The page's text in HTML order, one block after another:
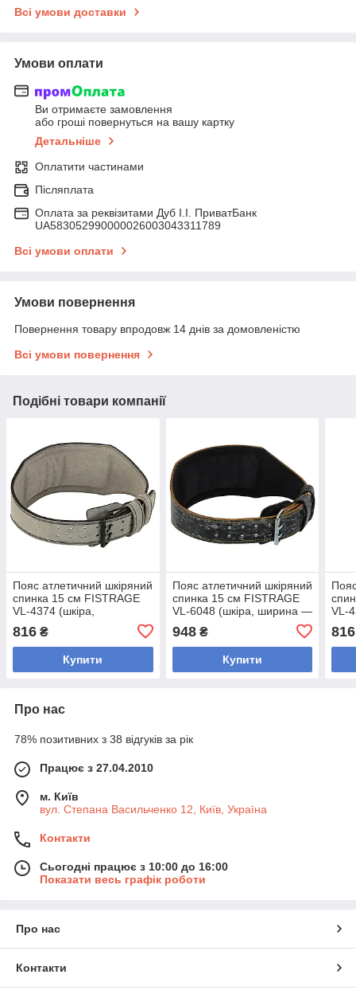
Всі умови доставки
Умови оплати
Ви отримаєте замовлення
або гроші повернуться на вашу картку
Детальніше
Оплатити частинами
Післяплата
Оплата за реквізитами Дуб І.І. ПриватБанк
UA583052990000026003043311789
Всі умови оплати
Умови повернення
Повернення товару впродовж 14 днів за домовленістю
Всі умови повернення
Подібні товари компанії
Пояс атлетичний шкіряний
спинка 15 см FISTRAGE
VL-4374 (шкіра,
довжина 100-112 см,
розмір S-XL,
816 ₴
Купити
Пояс атлетичний шкіряний
спинка 15 см FISTRAGE
VL-6048 (шкіра, ширина —
6in (15 см), довжина 100-
112 см, розмір S-XL,
948₴
Купити
VL-
112
816
Про нас
78% позитивних з 38 відгуків за рік
Працює з 27.04.2010
м. Київ
вул. Степана Васильченко 12, Київ, Україна
Контакти
Сьогодні працює з 10:00 до 16:00
Показати весь графік роботи
Про нас
Контакти